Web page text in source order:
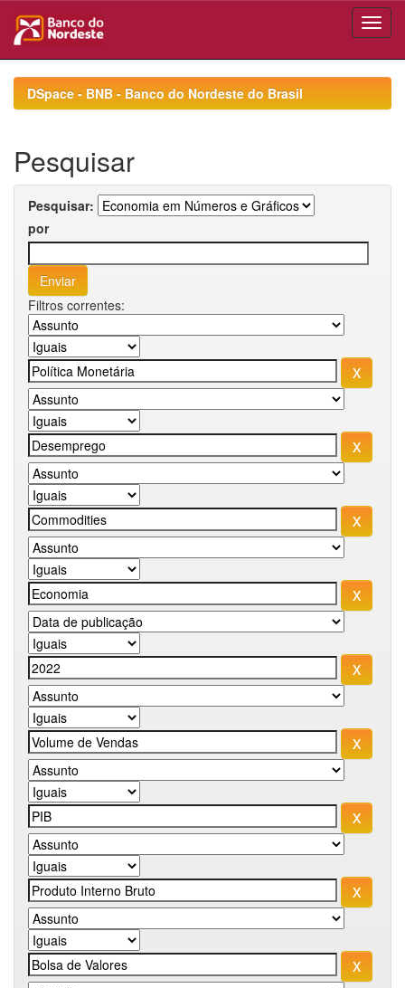
navigationDSpace - BNB - Banco do Nordeste do Brasil
Pesquisar
Pesquisar:
por
Filtros correntes: